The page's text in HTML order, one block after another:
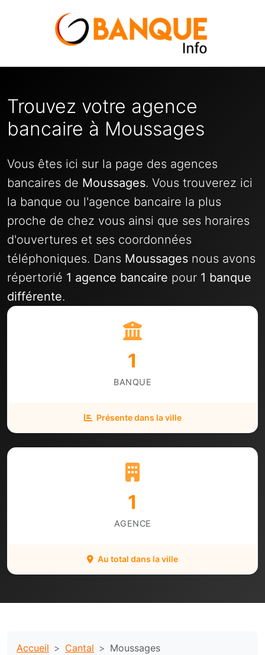
Trouvez votre agence
bancaire à Moussages
Vous êtes ici sur la page des agences
bancaires de Moussages. Vous trouverez ici
la banque ou l'agence bancaire la plus
proche de chez vous ainsi que ses horaires
d'ouvertures et ses coordonnées
téléphoniques. Dans Moussages nous avons
répertorié 1 agence bancaire pour 1 banque
différente.
1
BANQUE
Présente dans la ville
1
AGENCE
Au total dans la ville
Accueil Cantal Moussages